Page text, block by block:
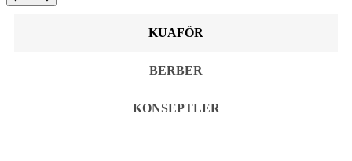
KUAFÖR
BERBER
KONSEPTLER